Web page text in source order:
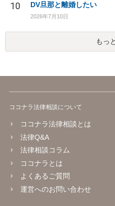
10 DV旦那と離婚したい
2026年7月10日
もっ
ココナラ法律相談について
ココナラ法律相談とは
法律Q&A
法律相談コラム
ココナラとは
よくあるご質問
運営へのお問い合わせ